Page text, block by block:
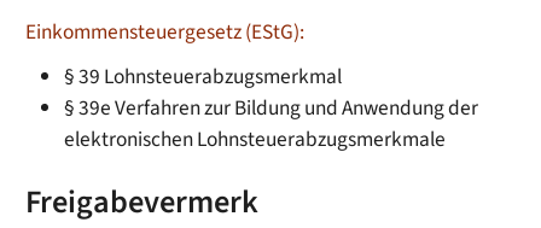
Einkommensteuergesetz (EStG):
§ 39 Lohnsteuerabzugsmerkmal
§ 39eVerfahren zur Bildung und Anwendung der
elektronischen Lohnsteuerabzugsmerkmale
Freigabevermerk